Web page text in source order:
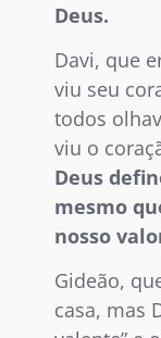
Deus.
Davi, que
viu seu
todos
viu o
Deus
mesmo
nosso
Gideão,
casa, mas